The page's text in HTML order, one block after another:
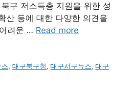
구 저소득층 지원을 위한 성
산 등에 대한 다양한 의견을
려운 … Read more
,대구북구청,대구서구뉴스,대구